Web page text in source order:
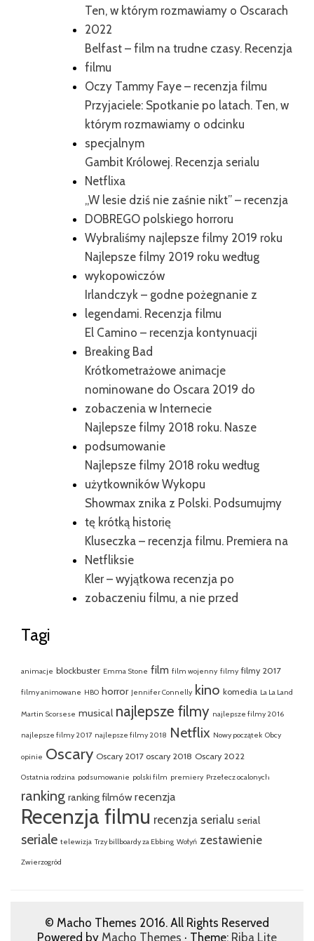
Ten, w którym rozmawiamy o Oscarach
2022
Belfast – film na trudne czasy. Recenzja
filmu
Oczy Tammy Faye – recenzja filmu
Przyjaciele: Spotkanie po latach. Ten, w
którym rozmawiamy o odcinku
specjalnym
Gambit Królowej. Recenzja serialu
Netflixa
„W lesie dziś nie zaśnie nikt” – recenzja
DOBREGO polskiego horroru
Wybraliśmy najlepsze filmy 2019 roku
Najlepsze filmy 2019 roku według
wykopowiczów
Irlandczyk – godne pożegnanie z
legendami. Recenzja filmu
El Camino – recenzja kontynuacji
Breaking Bad
Krótkometrażowe animacje
nominowane do Oscara 2019 do
zobaczenia w Internecie
Najlepsze filmy 2018 roku. Nasze
podsumowanie
Najlepsze filmy 2018 roku według
użytkowników Wykopu
Showmax znika z Polski. Podsumujmy
tę krótką historię
Kluseczka – recenzja filmu. Premiera na
Netfliksie
Kler – wyjątkowa recenzja po
zobaczeniu filmu, a nie przed
Tagi
animacje blockbuster Emma Stone film film wojenny filmy filmy 2017
filmy animowane HBO horror Jennifer Connelly kino komedia La La Land
Martin Scorsese musical najlepsze filmy najlepsze filmy 2016
najlepsze filmy 2017 najlepsze filmy 2018 Netflix Nowy początek Obcy
opinie Oscary Oscary 2017 oscary 2018 Oscary 2022
Ostatnia rodzina podsumowanie polski film premiery Przełecz ocalonych
ranking ranking filmów recenzja
Recenzja filmu recenzja serialu serial
seriale telewizja Trzy billboardy za Ebbing Wołyń zestawienie
Zwierzogród
© Macho Themes 2016. All Rights Reserved
Powered by Macho Themes · Theme: Riba Lite